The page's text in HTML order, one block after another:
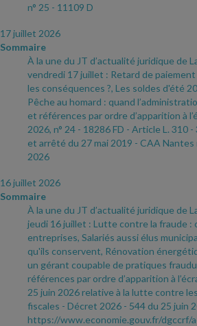
n° 25 - 11109 D
17 juillet 2026
Sommaire
À la une du JT d’actualité juridique de
vendredi 17 juillet : Retard de
les conséquences ?, Les soldes d'été
Pêche au homard : quand
et références par ordre d’apparition à
2026, n° 24 - 18286 FD - Article L. 310 -
et arrêté du 27 mai 2019 - CAA Nantes
2026
16 juillet 2026
Sommaire
À la une du JT d’actualité juridique de
jeudi 16 juillet : Lutte contre la fraude :
entreprises, Salariés aussi élus
qu'ils conservent, Rénovation
un gérant coupable de pratiques
références par ordre d’apparition à
25 juin 2026 relative à la lutte contre
fiscales - Décret 2026 - 544 du 25 juin
https://www.economie.gouv.fr/dgccrf/